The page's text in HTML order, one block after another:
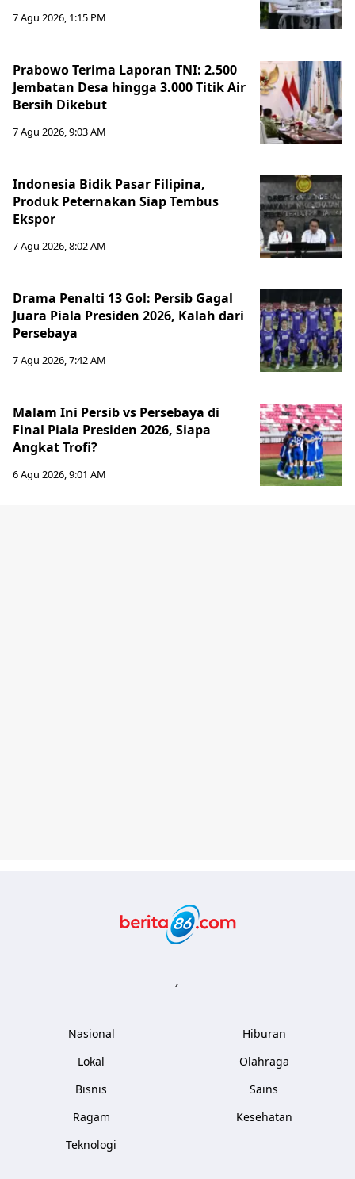
7 Agu 2026, 1:15 PM
Prabowo Terima Laporan TNI: 2.500
Jembatan Desa hingga 3.000 Titik Air
Bersih Dikebut
7 Agu 2026, 9:03 AM
Indonesia Bidik Pasar Filipina,
Produk Peternakan Siap Tembus
Ekspor
7 Agu 2026, 8:02 AM
Drama Penalti 13 Gol: Persib Gagal
Juara Piala Presiden 2026, Kalah dari
Persebaya
7 Agu 2026, 7:42 AM
Malam Ini Persib vs Persebaya di
Final Piala Presiden 2026, Siapa
Angkat Trofi?
6 Agu 2026, 9:01 AM
,
Nasional
Lokal
Bisnis
Ragam
Teknologi
Hiburan
Olahraga
Sains
Kesehatan